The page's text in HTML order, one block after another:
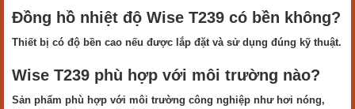
Đồng hồ nhiệt độ Wise T239 có bền không?
Thiết bị có độ bền cao nếu được lắp đặt và sử dụng đúng kỹ thuật.
Wise T239 phù hợp với môi trường nào?
Sản phẩm phù hợp với môi trường công nghiệp như hơi nóng,